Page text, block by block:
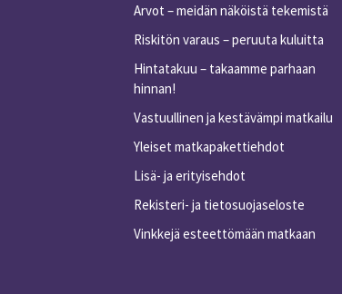
Arvot – meidän näköistä tekemistä
Riskitön varaus – peruuta kuluitta
Hintatakuu – takaamme parhaan
hinnan!
Vastuullinen ja kestävämpi matkailu
Yleiset matkapakettiehdot
Lisä- ja erityisehdot
Rekisteri- ja tietosuojaseloste
Vinkkejä esteettömään matkaan